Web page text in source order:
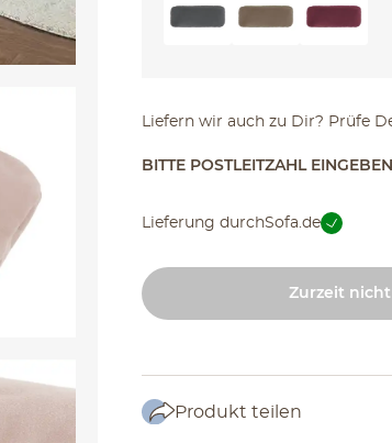
Liefern wir auch zu Dir? Prüfe
BITTE POSTLEITZAHL EINGEBEN
Lieferung durchSofa.de
Zurzeit
Produkt teilen